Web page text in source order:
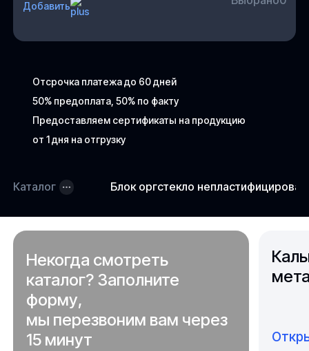
Отсрочка платежа до 60 дней
50% предоплата, 50% по факту
Предоставляем сертификаты на продукцию
от 1 дня на отгрузку
Добавить
Каталог Блок оргстекло
Некогда смотреть
каталог? Заполните
форму,
мы перезвоним вам через
15 минут